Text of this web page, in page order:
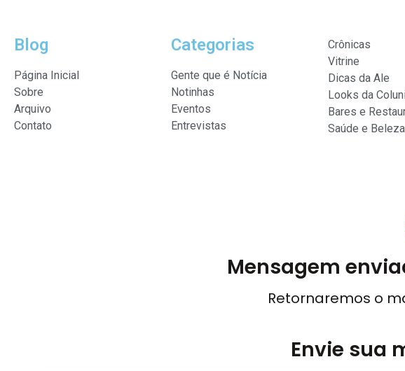
Blog
Página Inicial
Sobre
Arquivo
Contato
Categorias
Gente que é Notícia
Notinhas
Eventos
Entrevistas
Crônicas
Vitrine
Dicas da Ale
Looks da
Bares e
Saúde e Beleza
Mensagem
Retornaremos o
Envie sua